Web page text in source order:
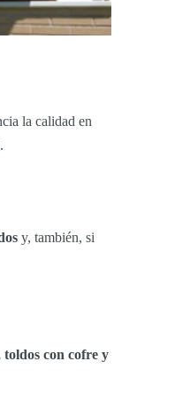
la calidad en
.
y, también, si
toldos con cofre y